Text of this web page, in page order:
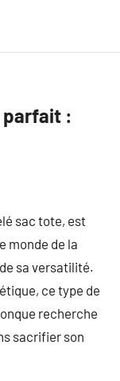
parfait :
sac tote, est
monde de la
sa versatilité.
ce type de
recherche
sacrifier son